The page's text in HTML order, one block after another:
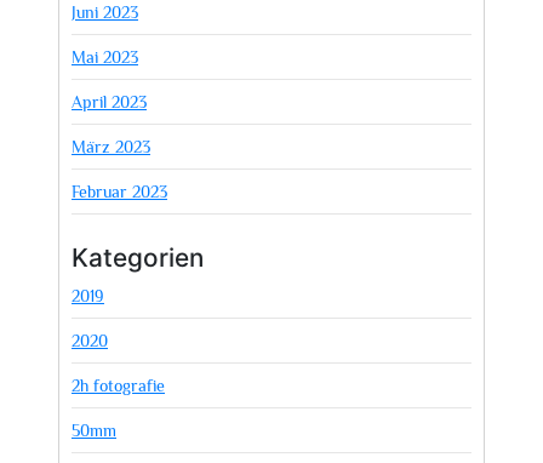
Juni 2023
Mai 2023
April 2023
März 2023
Februar 2023
Kategorien
2019
2020
2h fotografie
50mm